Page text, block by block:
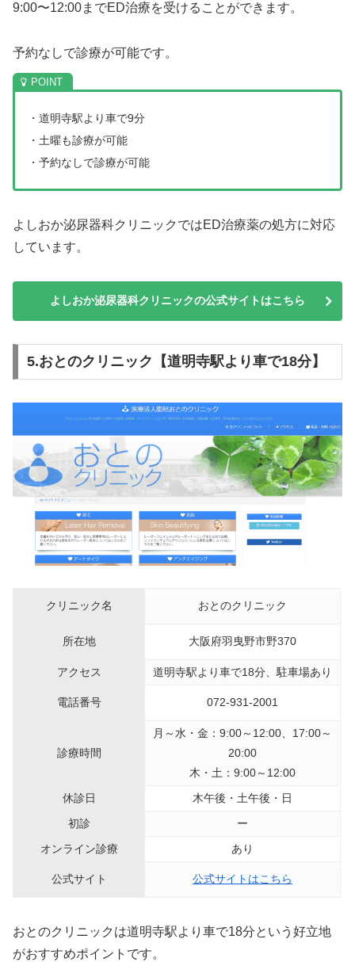
9:00〜12:00までED治療を受けることができます。
予約なしで診療が可能です。
・道明寺駅より車で9分
・土曜も診療が可能
・予約なしで診療が可能
よしおか泌尿器科クリニックではED治療薬の処方に対応
しています。
よしおか泌尿器科クリニックの公式サイトはこちら
5.おとのクリニック【道明寺駅より車で18分】
クリニック名 おとのクリニック
所在地 大阪府羽曳野市野370
アクセス 道明寺駅より車で18分、駐車場あり
電話番号 072-931-2001
診療時間
月～水・金：9:00～12:00、17:00～
20:00
木・土：9:00～12:00
休診日
木午後・土午後・日
初診
ー
オンライン診療
あり
公式サイト 公式サイトはこちら
おとのクリニックは道明寺駅より車で18分という好立地
がおすすめポイントです。